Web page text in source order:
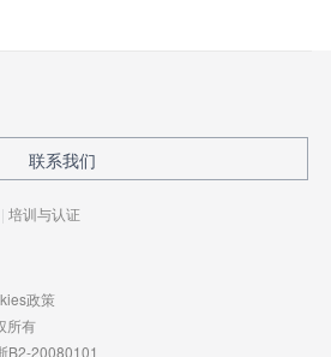
联系我们
| 培训与认证
政策
所有
B2-20080101